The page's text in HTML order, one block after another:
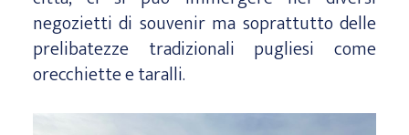
negozietti di souvenir ma soprattutto delle
prelibatezze tradizionali pugliesi come
orecchiette e taralli.